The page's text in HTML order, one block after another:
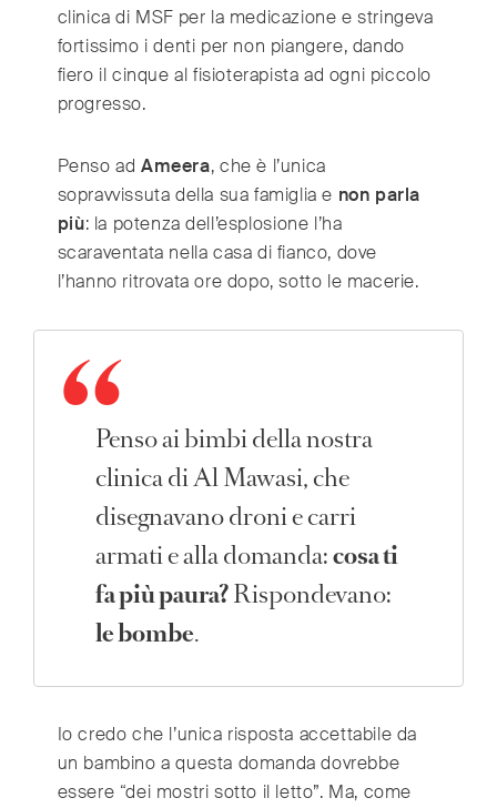
clinica di MSF per la medicazione e stringeva
fortissimo i denti per non piangere, dando
fiero il cinque al fisioterapista ad ogni piccolo
progresso.
Penso adAmeera, che è l’unica
sopravvissuta della sua famiglia e non parla
più: la potenza dell’esplosione l’ha
scaraventata nella casa di fianco, dove
l’hanno ritrovata ore dopo, sotto le macerie.
Penso ai bimbi della nostra
clinica di Al Mawasi, che
disegnavano droni e carri
armati e alla domanda:cosa ti
fa più paura?Rispondevano:
le bombe.
Io credo che l’unica risposta accettabile da
un bambino a questa domanda dovrebbe
essere “dei mostri sotto il letto”. Ma, come